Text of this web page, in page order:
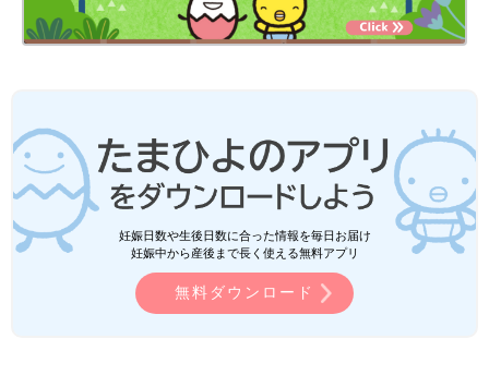
妊娠日数や生後日数に合った情報を毎日お届け
妊娠中から産後まで長く使える無料アプリ
無料ダウンロード